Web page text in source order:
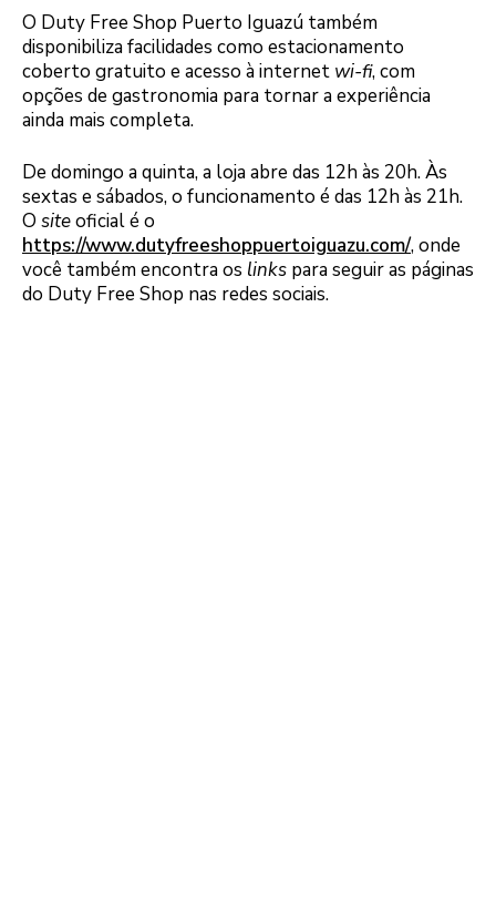
O Duty Free Shop Puerto Iguazú também
disponibiliza facilidades como estacionamento
coberto gratuito e acesso à internet wi-fi, com
opções de gastronomia para tornar a experiência
ainda mais completa.
De domingo a quinta, a loja abre das 12h às 20h. Às
sextas e sábados, o funcionamento é das 12h às 21h.
O siteoficial é o
https://www.dutyfreeshoppuertoiguazu.com/, onde
você também encontra os links para seguir as páginas
do Duty Free Shop nas redes sociais.